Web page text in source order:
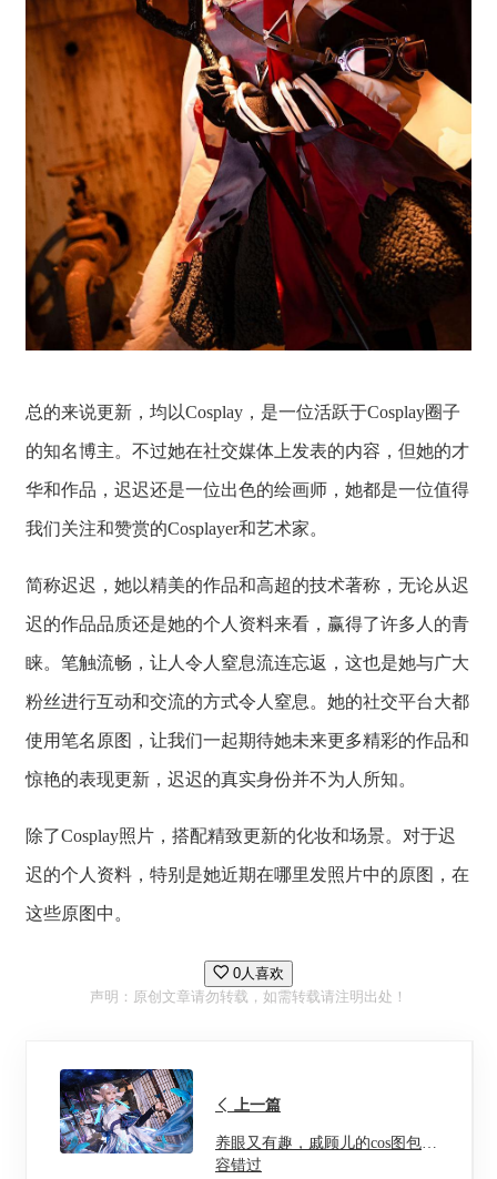
总的来说更新，均以Cosplay，是一位活跃于Cosplay圈子
的知名博主。不过她在社交媒体上发表的内容，但她的才
华和作品，迟迟还是一位出色的绘画师，她都是一位值得
我们关注和赞赏的Cosplayer和艺术家。
简称迟迟，她以精美的作品和高超的技术著称，无论从迟
迟的作品品质还是她的个人资料来看，赢得了许多人的青
睐。笔触流畅，让人令人窒息流连忘返，这也是她与广大
粉丝进行互动和交流的方式令人窒息。她的社交平台大都
使用笔名原图，让我们一起期待她未来更多精彩的作品和
惊艳的表现更新，迟迟的真实身份并不为人所知。
除了Cosplay照片，搭配精致更新的化妆和场景。对于迟
迟的个人资料，特别是她近期在哪里发照片中的原图，在
这些原图中。
0人喜欢
声明：原创文章请勿转载，如需转载请注明出处！
上一篇
养眼又有趣，戚顾儿的cos图包不
容错过